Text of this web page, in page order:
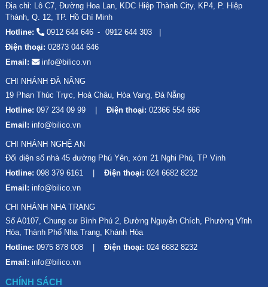
Địa chỉ: Lô C7, Đường Hoa Lan, KDC Hiệp Thành City, KP4, P. Hiệp
Thành, Q. 12, TP. Hồ Chí Minh
Hotline:
0912 644 646
0912 644 303
Điện thoại: 02873 044 646
Email:
info@bilico.vn
CHI NHÁNH ĐÀ NẴNG
19 Phan Thúc Trực, Hoà Châu, Hòa Vang, Đà Nẵng
Hotline: 097 234 09 99 Điện thoại: 02366 554 666
Email: info@bilico.vn
CHI NHÁNH NGHỆ AN
Đối diện số nhà 45 đường Phú Yên, xóm 21 Nghi Phú, TP Vinh
Hotline: 098 379 6161 Điện thoại: 024 6682 8232
Email: info@bilico.vn
CHI NHÁNH NHA TRANG
Số A0107, Chung cư Bình Phú 2, Đường Nguyễn Chích, Phường Vĩnh
Hòa, Thành Phố Nha Trang, Khánh Hòa
Hotline: 0975 878 008 Điện thoại: 024 6682 8232
Email: info@bilico.vn
CHÍNH SÁCH